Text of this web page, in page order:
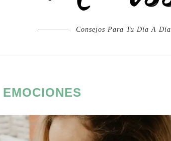
Consejos Para Tu Día A Día
EMOCIONES